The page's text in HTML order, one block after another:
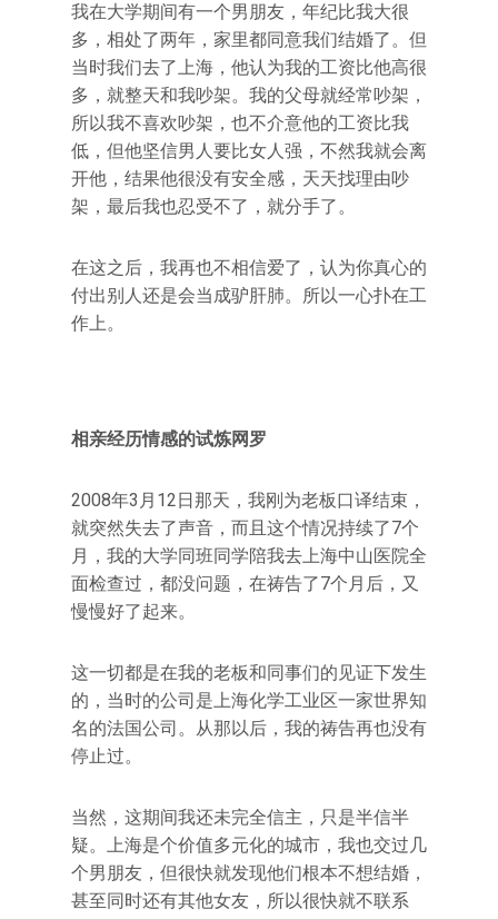
我在大学期间有一个男朋友，年纪比我大很
多，相处了两年，家里都同意我们结婚了。但
当时我们去了上海，他认为我的工资比他高很
多，就整天和我吵架。我的父母就经常吵架，
所以我不喜欢吵架，也不介意他的工资比我
低，但他坚信男人要比女人强，不然我就会离
开他，结果他很没有安全感，天天找理由吵
架，最后我也忍受不了，就分手了。
在这之后，我再也不相信爱了，认为你真心的
付出别人还是会当成驴肝肺。所以一心扑在工
作上。
相亲经历情感的试炼网罗
2008年3月12日那天，我刚为老板口译结束，
就突然失去了声音，而且这个情况持续了7个
月，我的大学同班同学陪我去上海中山医院全
面检查过，都没问题，在祷告了7个月后，又
慢慢好了起来。
这一切都是在我的老板和同事们的见证下发生
的，当时的公司是上海化学工业区一家世界知
名的法国公司。从那以后，我的祷告再也没有
停止过。
当然，这期间我还未完全信主，只是半信半
疑。上海是个价值多元化的城市，我也交过几
个男朋友，但很快就发现他们根本不想结婚，
甚至同时还有其他女友，所以很快就不联系